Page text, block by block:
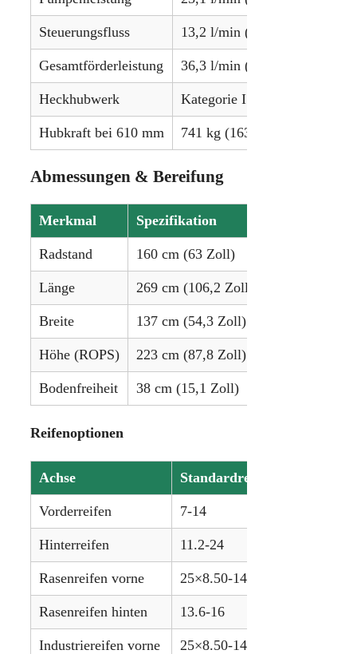
Steuerungsfluss 13,2 l/min (3,5 gpm)
Gesamtförderleistung 36,3 l/min (9,6 gpm)
Heckhubwerk Kategorie I
Hubkraft bei 610 mm 741 kg (1635 lbs)
Abmessungen & Bereifung
Merkmal Spezifikation
Radstand 160 cm (63 Zoll)
Länge 269 cm (106,2 Zoll)
Breite 137 cm (54,3 Zoll)
Höhe (ROPS) 223 cm (87,8 Zoll)
Bodenfreiheit 38 cm (15,1 Zoll)
Reifenoptionen
Achse Standardreifen (Agrar)
Vorderreifen 7-14
Hinterreifen 11.2-24
Rasenreifen vorne 25×8.50-14
Rasenreifen hinten 13.6-16
Industriereifen vorne 25×8.50-14